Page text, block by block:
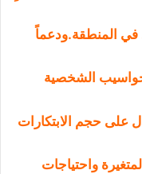
المنطقة.ودعماً
الشخصية
على حجم الابتكارات
واحتياجات